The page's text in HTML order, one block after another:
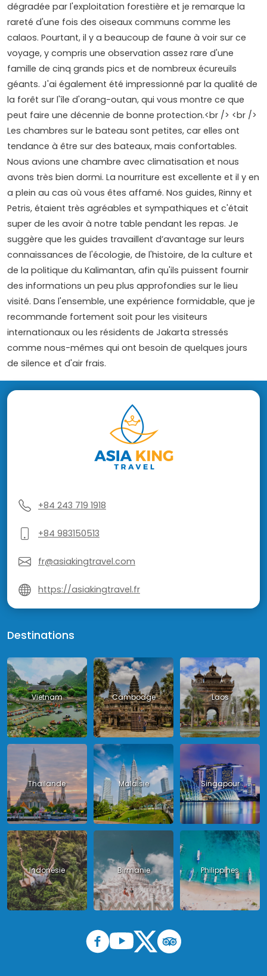
dégradée par l'exploitation forestière et je remarque la
rareté d'une fois des oiseaux communs comme les
calaos. Pourtant, il y a beaucoup de faune à voir sur ce
voyage, y compris une observation assez rare d'une
famille de cinq grands pics et de nombreux écureuils
géants. J'ai également été impressionné par la qualité de
la forêt sur l'île d'orang-outan, qui vous montre ce que
peut faire une décennie de bonne protection.<br /> <br />
Les chambres sur le bateau sont petites, car elles ont
tendance à être sur des bateaux, mais confortables.
Nous avions une chambre avec climatisation et nous
avons très bien dormi. La nourriture est excellente et il y en
a plein au cas où vous êtes affamé. Nos guides, Rinny et
Petris, étaient très agréables et sympathiques et c'était
super de les avoir à notre table pendant les repas. Je
suggère que les guides travaillent d’avantage sur leurs
connaissances de l'écologie, de l'histoire, de la culture et
de la politique du Kalimantan, afin qu'ils puissent fournir
des informations un peu plus approfondies sur le lieu
visité. Dans l'ensemble, une expérience formidable, que je
recommande fortement soit pour les visiteurs
internationaux ou les résidents de Jakarta stressés
comme nous-mêmes qui ont besoin de quelques jours
de silence et d'air frais.
+84 243 719 1918
+84 983150513
fr@asiakingtravel.com
https://asiakingtravel.fr
Destinations
Vietnam Cambodge Laos
Thailande Malaisie Singapour
Indonésie Birmanie Philippines